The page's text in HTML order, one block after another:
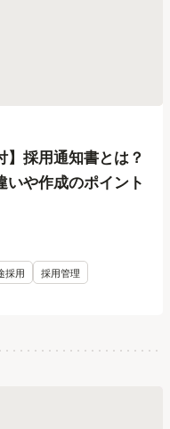
】採用通知書とは？
いや作成のポイント
採用 採用管理